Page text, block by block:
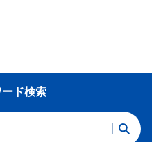
ド検索